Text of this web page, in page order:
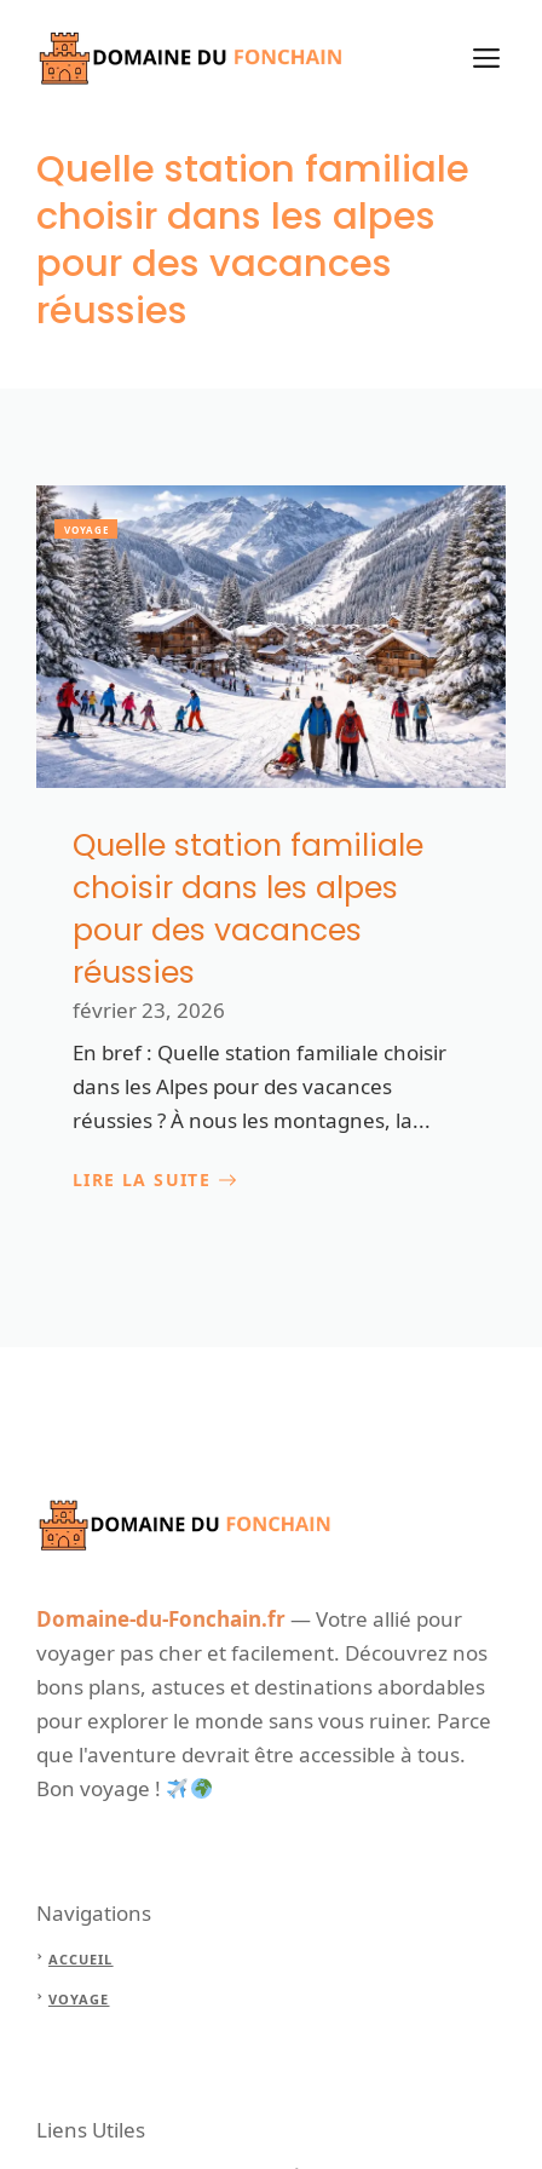
contenu
Quelle station familiale
choisir dans les alpes
pour des vacances
réussies
VOYAGE
Quelle station familiale
choisir dans les alpes
pour des vacances
réussies
février 23, 2026
En bref : Quelle station familiale choisir
dans les Alpes pour des vacances
réussies ? À nous les montagnes, la...
LIRE LA SUITE
Domaine-du-Fonchain.fr— Votre allié pour
voyager pas cher et facilement. Découvrez nos
bons plans, astuces et destinations abordables
pour explorer le monde sans vous ruiner. Parce
que l'aventure devrait être accessible à tous.
Bon voyage !
Navigations
ACCUEIL
VOYAGE
Liens Utiles